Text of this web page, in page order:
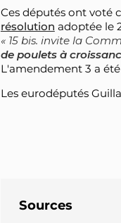
Ces députés ont voté
résolution adoptée le
15 bis. invite la
de poulets à
L'amendement 3 a été
Les eurodéputés
Sources